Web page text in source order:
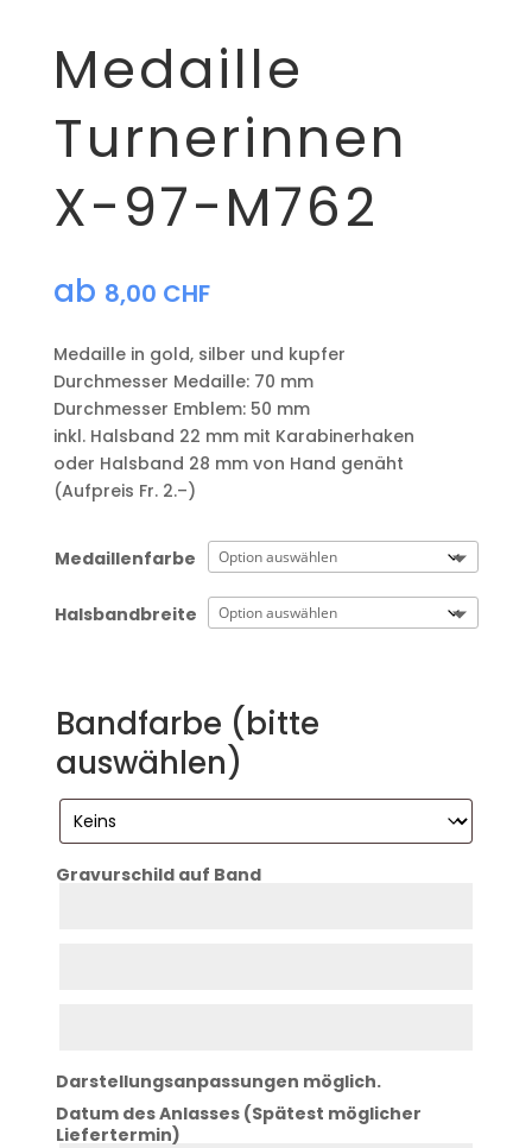
Medaille
Turnerinnen
X-97-M762
ab 8,00 CHF
Medaille in gold, silber und kupfer
​Durchmesser Medaille: 70 mm
Durchmesser Emblem: 50 mm
​inkl. Halsband 22 mm mit Karabinerhaken
oder Halsband 28 mm von Hand genäht
(Aufpreis Fr. 2.–)
Medaillenfarbe
Halsbandbreite
Bandfarbe (bitte
auswählen)
Gravurschild auf Band
Darstellungsanpassungen möglich.
Datum des Anlasses (Spätest möglicher
Liefertermin)